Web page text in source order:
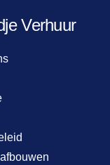
Verhuur